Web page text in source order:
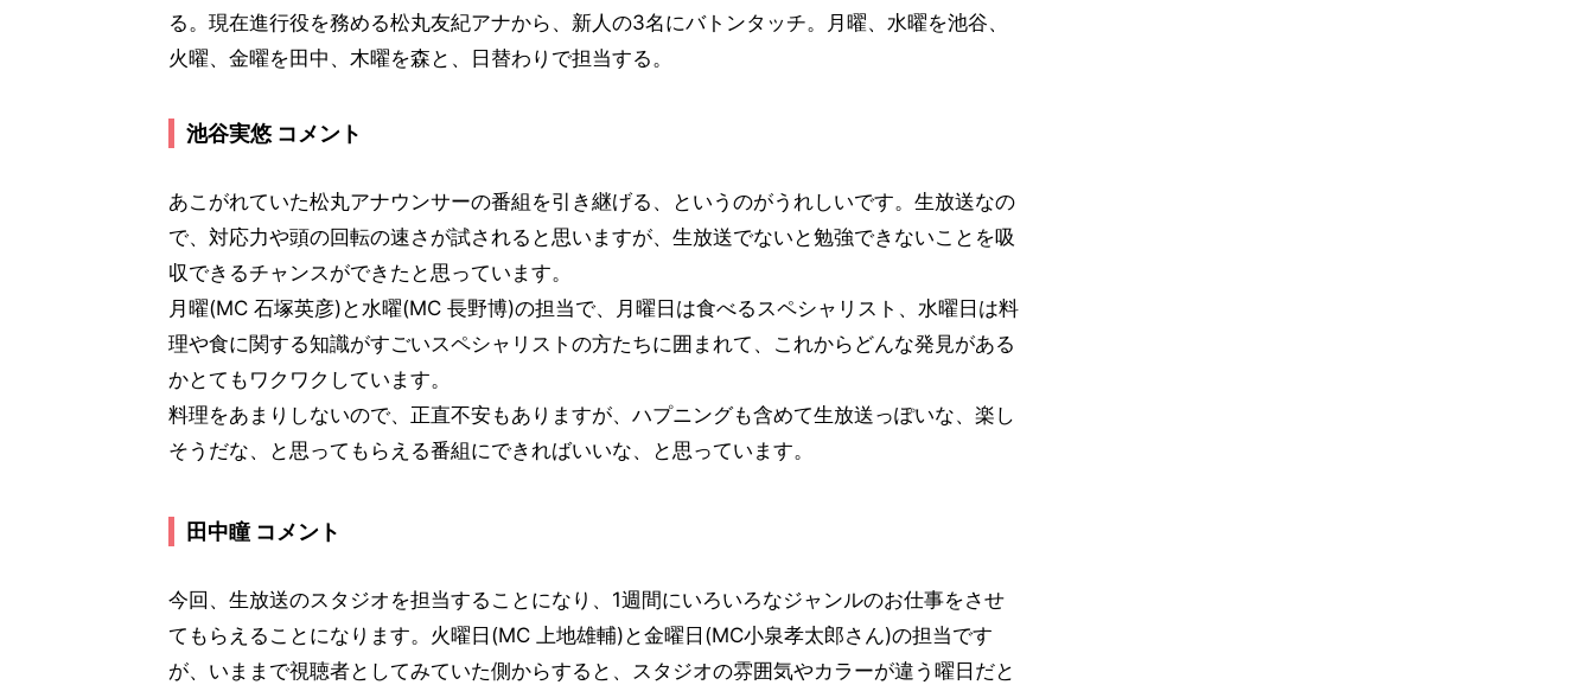
る。現在進行役を務める松丸友紀アナから、新人の3名にバトンタッチ。月曜、水曜を池谷、
火曜、金曜を田中、木曜を森と、日替わりで担当する。
池谷実悠 コメント
あこがれていた松丸アナウンサーの番組を引き継げる、というのがうれしいです。生放送なの
で、対応力や頭の回転の速さが試されると思いますが、生放送でないと勉強できないことを吸
収できるチャンスができたと思っています。
月曜(MC 石塚英彦)と水曜(MC 長野博)の担当で、月曜日は食べるスペシャリスト、水曜日は料
理や食に関する知識がすごいスペシャリストの方たちに囲まれて、これからどんな発見がある
かとてもワクワクしています。
料理をあまりしないので、正直不安もありますが、ハプニングも含めて生放送っぽいな、楽し
そうだな、と思ってもらえる番組にできればいいな、と思っています。
田中瞳 コメント
今回、生放送のスタジオを担当することになり、1週間にいろいろなジャンルのお仕事をさせ
てもらえることになります。火曜日(MC 上地雄輔)と金曜日(MC小泉孝太郎さん)の担当です
が、いままで視聴者としてみていた側からすると、スタジオの雰囲気やカラーが違う曜日だと